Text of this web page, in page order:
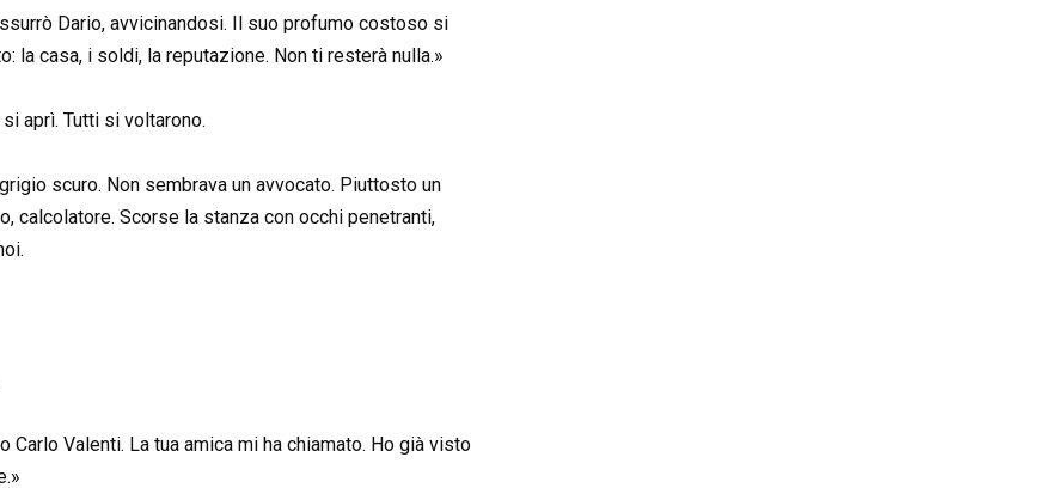
Dario, avvicinandosi. Il suo profumo costoso si
la casa, i soldi, la reputazione. Non ti resterà nulla.»
aprì. Tutti si voltarono.
scuro. Non sembrava un avvocato. Piuttosto un
calcolatore. Scorse la stanza con occhi penetranti,
Carlo Valenti. La tua amica mi ha chiamato. Ho già visto